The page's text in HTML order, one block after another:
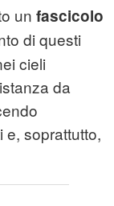
un fascicolo
di questi
cieli
da
e, soprattutto,